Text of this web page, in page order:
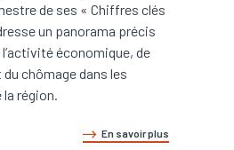
de ses « Chiffres clés
un panorama précis
économique, de
du chômage dans les
région.
En savoir plus